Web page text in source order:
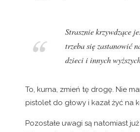
Strasznie krzywdzące
trzeba się zastanowić
dzieci i innych
To, kurna, zmień tę drogę. Nie
pistolet do głowy i kazał żyć na
Pozostałe uwagi są natomiast